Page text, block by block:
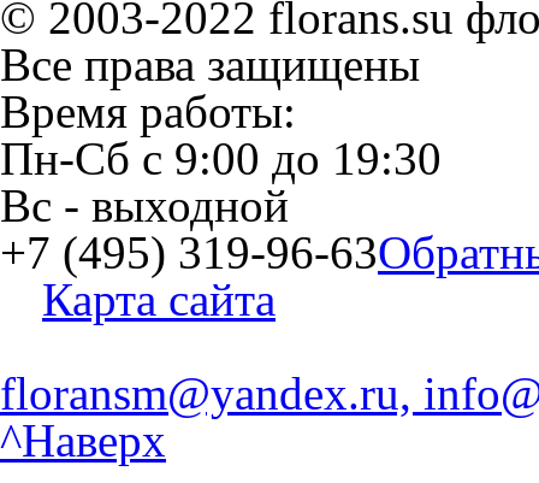
© 2003-2022 florans.su
Все права защищены
Время работы:
Пн-Сб с 9:00 до 19:30
Вс - выходной
+7 (495) 319-96-63
Карта сайта
floransm@yandex.ru,
^Наверх